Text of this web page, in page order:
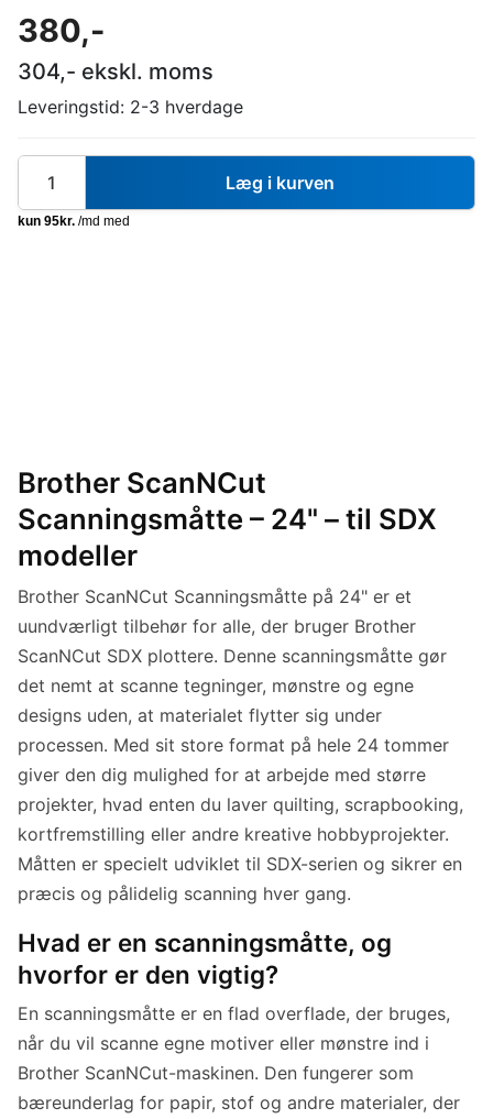
380,-
304,- ekskl. moms
Leveringstid: 2-3 hverdage
Læg i kurven
Brother ScanNCut
Scanningsmåtte – 24" – til SDX
modeller
Brother ScanNCut Scanningsmåtte på 24" er et
uundværligt tilbehør for alle, der bruger Brother
ScanNCut SDX plottere. Denne scanningsmåtte gør
det nemt at scanne tegninger, mønstre og egne
designs uden, at materialet flytter sig under
processen. Med sit store format på hele 24 tommer
giver den dig mulighed for at arbejde med større
projekter, hvad enten du laver quilting, scrapbooking,
kortfremstilling eller andre kreative hobbyprojekter.
Måtten er specielt udviklet til SDX-serien og sikrer en
præcis og pålidelig scanning hver gang.
Hvad er en scanningsmåtte, og
hvorfor er den vigtig?
En scanningsmåtte er en flad overflade, der bruges,
når du vil scanne egne motiver eller mønstre ind i
Brother ScanNCut-maskinen. Den fungerer som
bæreunderlag for papir, stof og andre materialer, der